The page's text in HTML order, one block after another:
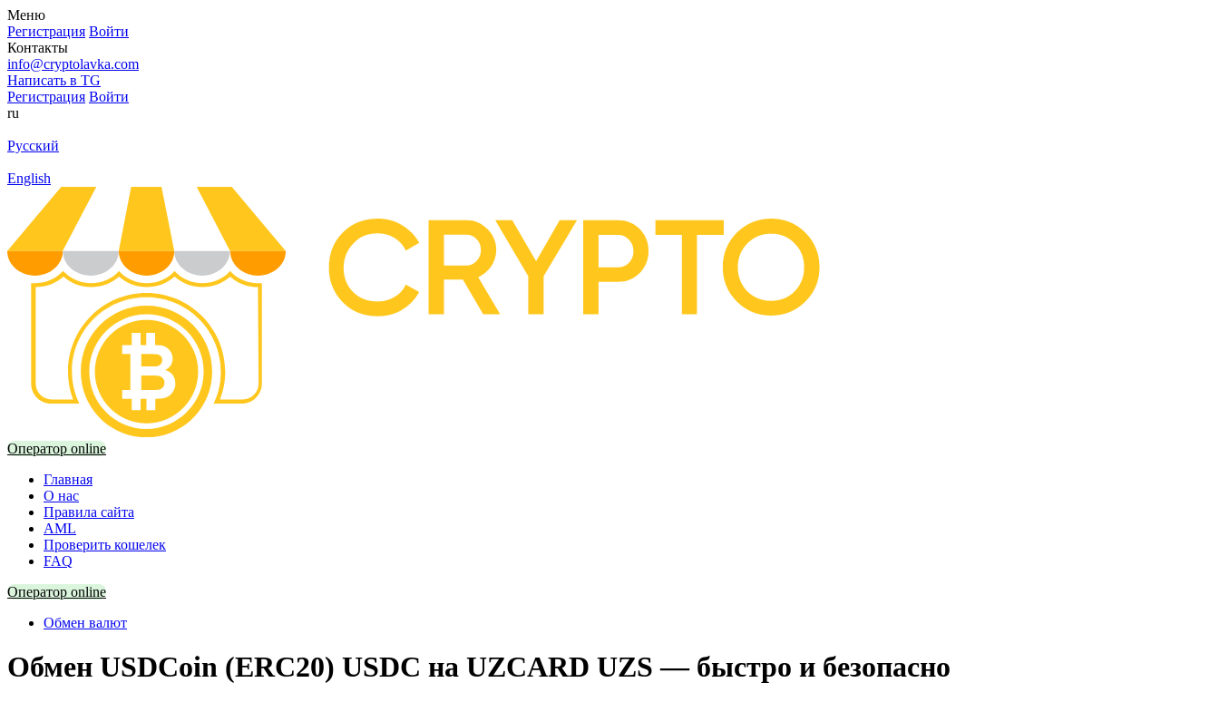
Меню
Регистрация Войти
Контакты
info@cryptolavka.com
Написать в TG
Регистрация Войти
ru
Русский
English
Оператор online
Главная
О нас
Правила сайта
AML
Проверить кошелек
FAQ
Оператор online
Обмен валют
Обмен USDCoin (ERC20) USDC на UZCARD UZS — быстро и безопасно